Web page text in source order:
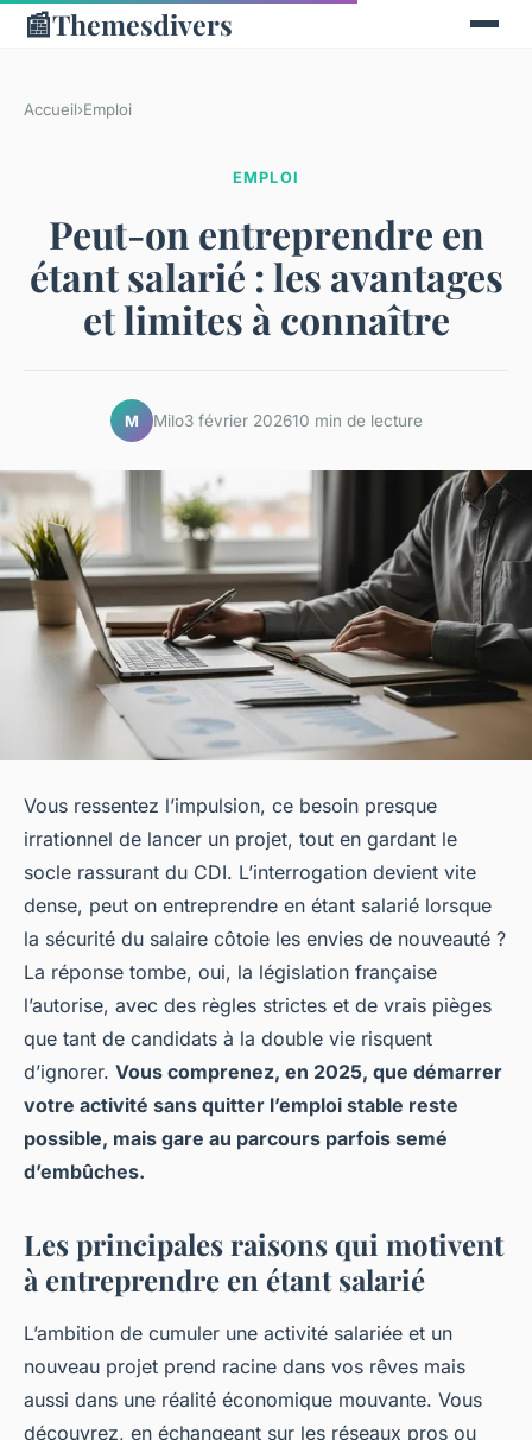
📰Themesdivers
Accueil›Emploi
EMPLOI
Peut-on entreprendre en
étant salarié : les avantages
et limites à connaître
M Milo3 février 202610 min de lecture
Vous ressentez l’impulsion, ce besoin presque
irrationnel de lancer un projet, tout en gardant le
socle rassurant du CDI. L’interrogation devient vite
dense, peut on entreprendre en étant salarié lorsque
la sécurité du salaire côtoie les envies de nouveauté ?
La réponse tombe, oui, la législation française
l’autorise, avec des règles strictes et de vrais pièges
que tant de candidats à la double vie risquent
d’ignorer. Vous comprenez, en 2025, que démarrer
votre activité sans quitter l’emploi stable reste
possible, mais gare au parcours parfois semé
d’embûches.
Les principales raisons qui motivent
à entreprendre en étant salarié
L’ambition de cumuler une activité salariée et un
nouveau projet prend racine dans vos rêves mais
aussi dans une réalité économique mouvante. Vous
découvrez, en échangeant sur les réseaux pros ou